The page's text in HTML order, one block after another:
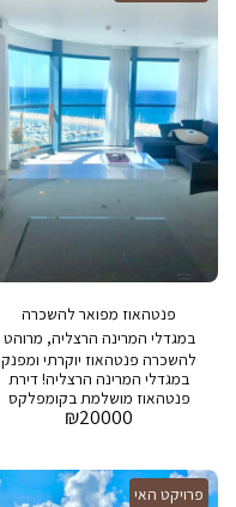
פנטהאוז מפואר להשכרה
במגדלי המרינה הרצליה, מרוהט
להשכרה פנטהאוז יוקרתי ומפנק
במגדלי המרינה הרצליה! דירת
פנטהאוז מושלמת בקומפלקס
המבוקש ביותר במרינה.
מפלט שקט וייחודי בלב המרינה
הסואנת. ⭐ הפנטהאוז מרוהט
₪20000
פרויקט האי